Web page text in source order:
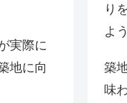
実際に
地に向
り
よう
築
味